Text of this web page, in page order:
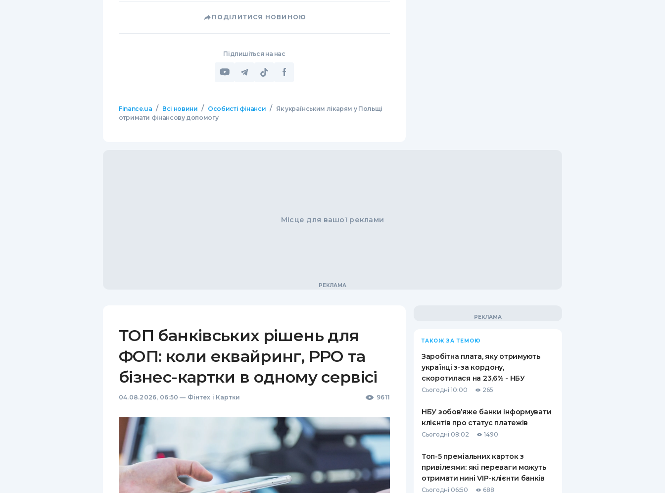
ПОДІЛИТИСЯ НОВИНОЮ
Підпишіться на нас
Finance.ua / Всі новини / Особисті фінанси /
Як українським лікарям у Польщі
отримати фінансову допомогу
Місце для вашої реклами
ТОП банківських рішень для
ФОП: коли еквайринг, РРО та
бізнес-картки в одному сервісі
04.08.2026, 06:50 — Фінтех і Картки 9611
ТАКОЖ ЗА ТЕМОЮ
Заробітна плата, яку отримують
українці з-за кордону,
скоротилася на 23,6% - НБУ
Сьогодні 10:00 265
НБУ зобов’яже банки інформувати
клієнтів про статус платежів
Сьогодні 08:02 1490
Топ-5 преміальних карток з
привілеями: які переваги можуть
отримати нині VIP-клієнти банків
Сьогодні 06:50 688